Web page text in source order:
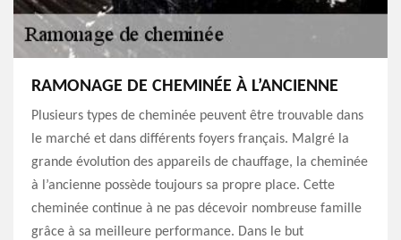
RAMONAGE DE CHEMINÉE À L’ANCIENNE
Plusieurs types de cheminée peuvent être trouvable dans
le marché et dans différents foyers français. Malgré la
grande évolution des appareils de chauffage, la cheminée
à l’ancienne possède toujours sa propre place. Cette
cheminée continue à ne pas décevoir nombreuse famille
grâce à sa meilleure performance. Dans le but